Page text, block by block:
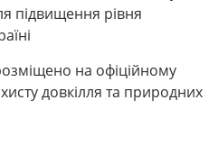
підвищення рівня
на офіційному
довкілля та природних